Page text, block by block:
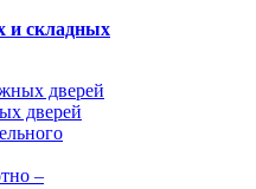
и складных
дверей
дверей
–